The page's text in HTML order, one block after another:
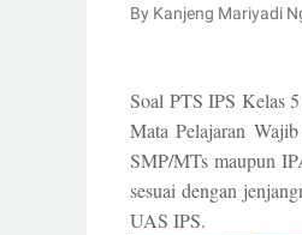
By Kanjeng Mariyadi
Soal PTS IPS Kelas
Mata Pelajaran
SMP/MTs maupun
sesuai dengan
UAS IPS.